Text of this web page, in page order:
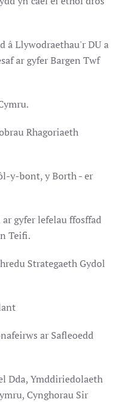
â Llywodraethau'r DU a
ar gyfer Bargen Twf
Rhagoriaeth
y-bont, y Borth - er
gyfer lefelau ffosffad
Teifi.
Strategaeth Gydol
ar Safleoedd
Dda, Ymddiriedolaeth
Cynghorau Sir